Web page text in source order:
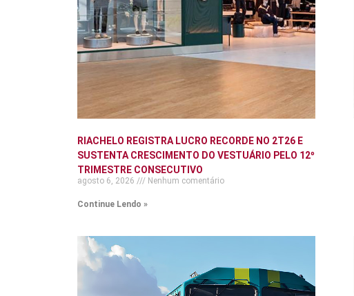
RIACHELO REGISTRA LUCRO RECORDE NO 2T26 E
SUSTENTA CRESCIMENTO DO VESTUÁRIO PELO 12º
TRIMESTRE CONSECUTIVO
agosto 6, 2026 Nenhum comentário
Continue Lendo »